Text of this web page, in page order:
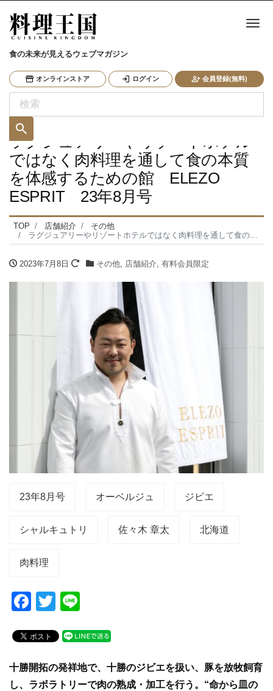
食の未来が見えるウェブマガジン
オンラインストア ログイン 会員登録(無料)
ナ
ラグジュアリーやリゾートホテル
ではなく肉料理を通して食の本質
を体感するための館 ELEZO
ESPRIT 23年8月号
TOP 店舗紹介
その他
ラグジュアリーやリゾートホテルではなく肉料理を通して食の本質を体感するための館 ELEZO ESPRIT 23年8月号
2023年7月8日 その他, 店舗紹介, 有料会員限定
23年8月号 オーベルジュ ジビエ
シャルキュトリ 佐々木 章太 北海道
肉料理
F
c
e
b
T
tt
er
e
十勝開拓の発祥地で、十勝のジビエを扱い、豚を放牧飼育
し、ラボラトリーで肉の熟成・加工を行う。“命から皿の